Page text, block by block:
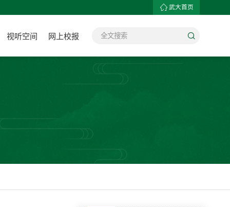
武大首页
视听空间 网上校报